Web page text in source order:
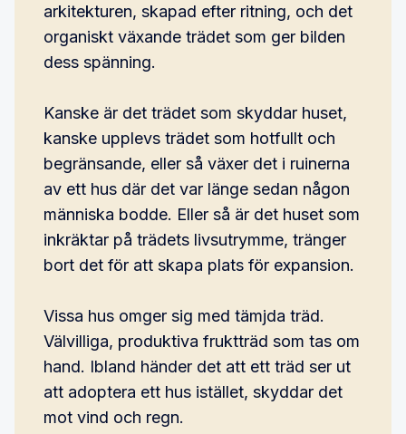
arkitekturen, skapad efter ritning, och det
organiskt växande trädet som ger bilden
dess spänning.
Kanske är det trädet som skyddar huset,
kanske upplevs trädet som hotfullt och
begränsande, eller så växer det i ruinerna
av ett hus där det var länge sedan någon
människa bodde. Eller så är det huset som
inkräktar på trädets livsutrymme, tränger
bort det för att skapa plats för expansion.
Vissa hus omger sig med tämjda träd.
Välvilliga, produktiva fruktträd som tas om
hand. Ibland händer det att ett träd ser ut
att adoptera ett hus istället, skyddar det
mot vind och regn.